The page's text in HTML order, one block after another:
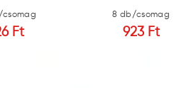
csomag
Ft
8 db/csomag
923 Ft